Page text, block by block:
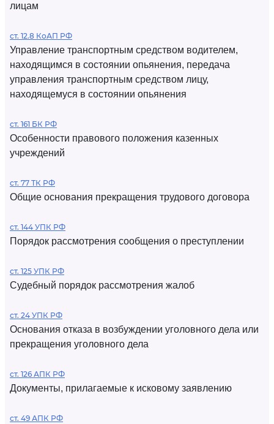
лицам
ст. 12.8 КоАП РФ
Управление транспортным средством водителем,
находящимся в состоянии опьянения, передача
управления транспортным средством лицу,
находящемуся в состоянии опьянения
ст. 161 БК РФ
Особенности правового положения казенных
учреждений
ст. 77 ТК РФ
Общие основания прекращения трудового договора
ст. 144 УПК РФ
Порядок рассмотрения сообщения о преступлении
ст. 125 УПК РФ
Судебный порядок рассмотрения жалоб
ст. 24 УПК РФ
Основания отказа в возбуждении уголовного дела или
прекращения уголовного дела
ст. 126 АПК РФ
Документы, прилагаемые к исковому заявлению
ст. 49 АПК РФ